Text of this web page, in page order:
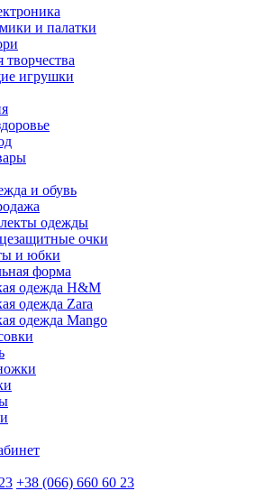
и палатки
игрушки
и обувь
одежды
очки
и юбки
форма
одежда H&M
одежда Zara
одежда Mango
+38 (066) 660 60 23